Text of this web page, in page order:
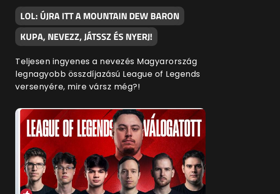
LOL: ÚJRA ITT A MOUNTAIN DEW BARON
KUPA, NEVEZZ, JÁTSSZ ÉS NYERJ!
Teljesen ingyenes a nevezés Magyarország
legnagyobb összdíjazású League of Legends
versenyére, mire vársz még?!